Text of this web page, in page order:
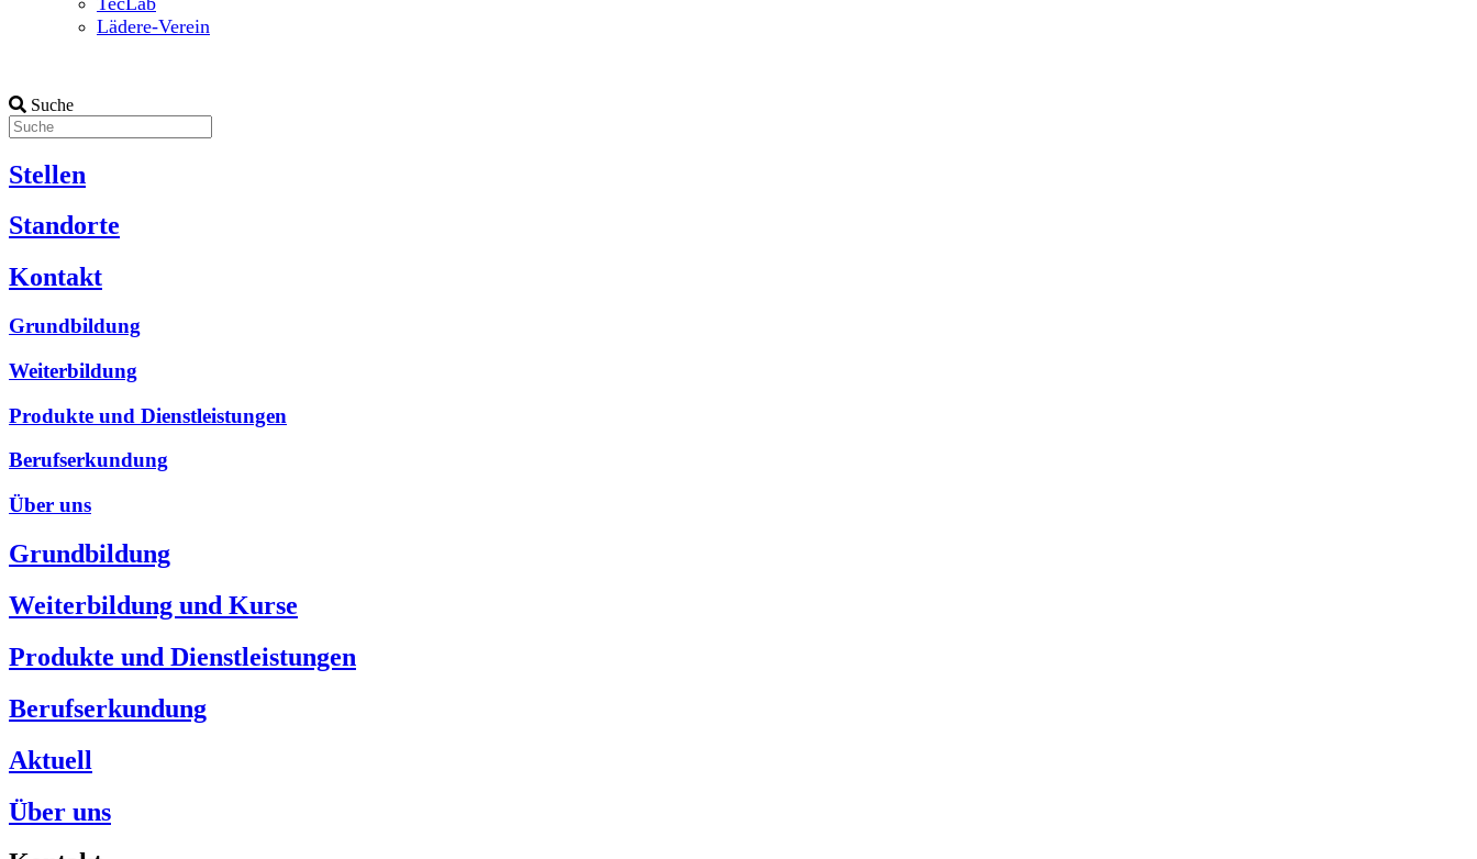
Lädere-Verein
Suche
Stellen
Standorte
Kontakt
Grundbildung
Weiterbildung
Produkte und Dienstleistungen
Berufserkundung
Über uns
Grundbildung
Weiterbildung und Kurse
Produkte und Dienstleistungen
Berufserkundung
Aktuell
Über uns